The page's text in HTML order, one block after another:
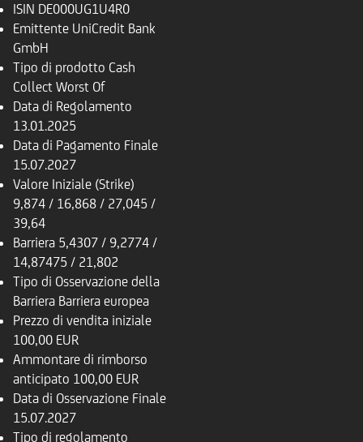
ISIN DE000UG1U4R0
Emittente UniCredit Bank
GmbH
Tipo di prodotto Cash
Collect Worst Of
Data di Regolamento
13.01.2025
Data di Pagamento Finale
15.07.2027
Valore Iniziale (Strike)
9,874 / 16,868 / 27,045 /
39,64
Barriera 5,4307 / 9,2774 /
14,87475 / 21,802
Tipo di Osservazione della
Barriera Barriera europea
Prezzo di vendita iniziale
100,00 EUR
Ammontare di rimborso
anticipato 100,00 EUR
Data di Osservazione Finale
15.07.2027
Tipo di regolamento